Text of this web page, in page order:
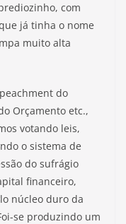
com
já tinha o nome
muito alta
do
Orçamento etc.,
votando leis,
o sistema de
do sufrágio
financeiro,
núcleo duro da
se produzindo um